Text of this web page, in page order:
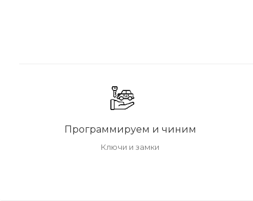
Программируем и чиним
Ключи и замки